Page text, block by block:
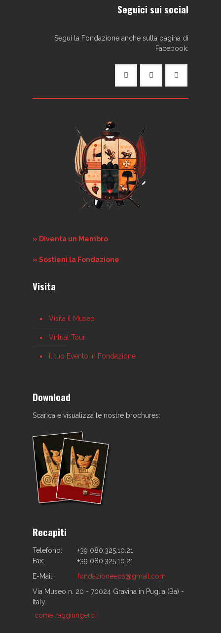
Seguici sui social
Segui la Fondazione anche sulla pagina di
Facebook:
» Diventa un Membro
» Sostieni la Fondazione
Visita
Visita il Museo
Virtual Tour
Il tuo Evento in Fondazione
Download
Scarica e visualizza le nostre brochures:
Recapiti
Telefono:
+39 080.325.10.21
Fax:
+39 080.325.10.21
E-Mail:
fondazioneeps@gmail.com
Via Museo n. 20 - 70024 Gravina in Puglia (Ba) -
Italy
come raggiungerci